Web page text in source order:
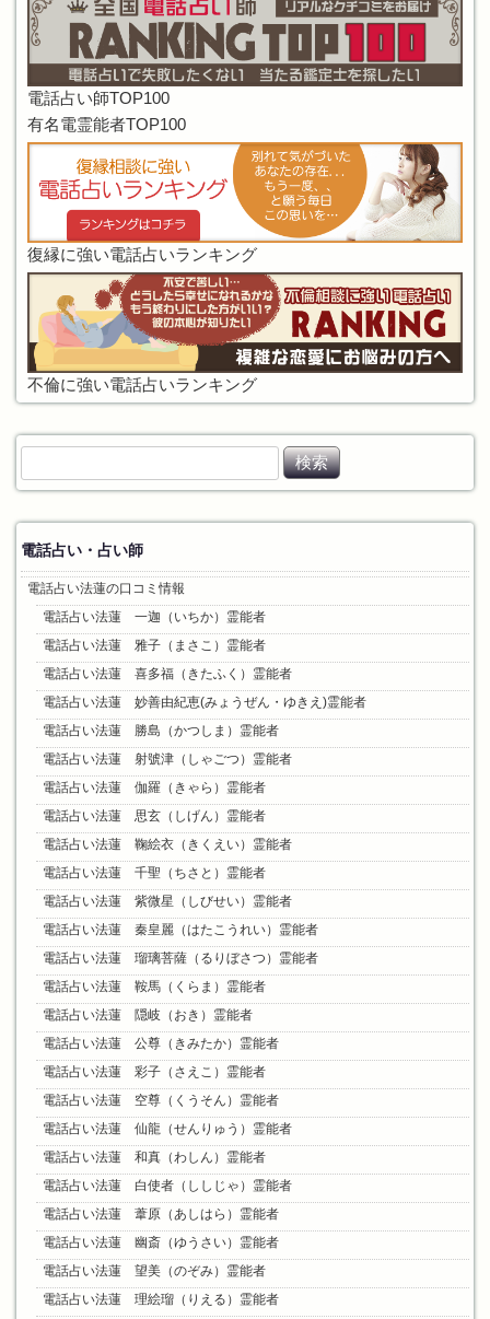
電話占い師TOP100
有名電霊能者TOP100
復縁に強い電話占いランキング
不倫に強い電話占いランキング
検
索
電話占い・占い師
電話占い法蓮の口コミ情報
電話占い法蓮 一迦（いちか）霊能者
電話占い法蓮 雅子（まさこ）霊能者
電話占い法蓮 喜多福（きたふく）霊能者
電話占い法蓮 妙善由紀恵(みょうぜん・ゆきえ)霊能者
電話占い法蓮 勝島（かつしま）霊能者
電話占い法蓮 射號津（しゃごつ）霊能者
電話占い法蓮 伽羅（きゃら）霊能者
電話占い法蓮 思玄（しげん）霊能者
電話占い法蓮 鞠絵衣（きくえい）霊能者
電話占い法蓮 千聖（ちさと）霊能者
電話占い法蓮 紫微星（しびせい）霊能者
電話占い法蓮 秦皇麗（はたこうれい）霊能者
電話占い法蓮 瑠璃菩薩（るりぼさつ）霊能者
電話占い法蓮 鞍馬（くらま）霊能者
電話占い法蓮 隠岐（おき）霊能者
電話占い法蓮 公尊（きみたか）霊能者
電話占い法蓮 彩子（さえこ）霊能者
電話占い法蓮 空尊（くうそん）霊能者
電話占い法蓮 仙龍（せんりゅう）霊能者
電話占い法蓮 和真（わしん）霊能者
電話占い法蓮 白使者（ししじゃ）霊能者
電話占い法蓮 葦原（あしはら）霊能者
電話占い法蓮 幽斎（ゆうさい）霊能者
電話占い法蓮 望美（のぞみ）霊能者
電話占い法蓮 理絵瑠（りえる）霊能者